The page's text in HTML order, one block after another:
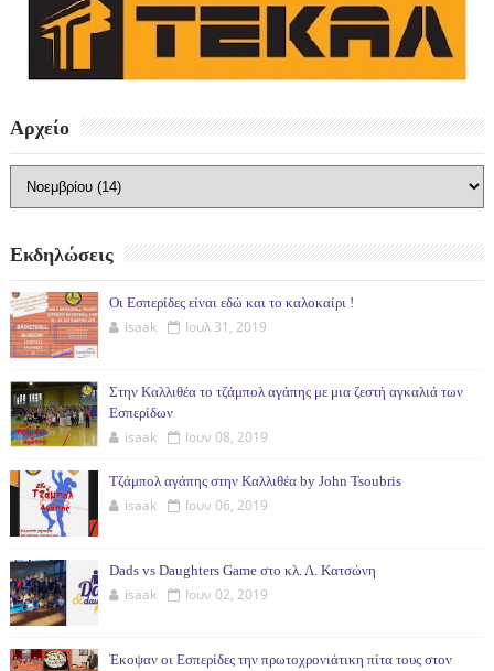
Αρχείο
Εκδηλώσεις
Οι Εσπερίδες είναι εδώ και το καλοκαίρι !
isaak Ιουλ 31, 2019
Στην Καλλιθέα το τζάμπολ αγάπης με μια ζεστή αγκαλιά των
Εσπερίδων
isaak Ιουν 08, 2019
Τζάμπολ αγάπης στην Καλλιθέα by John Tsoubris
isaak Ιουν 06, 2019
Dads vs Daughters Game στο κλ. Λ. Κατσώνη
isaak Ιουν 02, 2019
Έκοψαν οι Εσπερίδες την πρωτοχρονιάτικη πίτα τους στον